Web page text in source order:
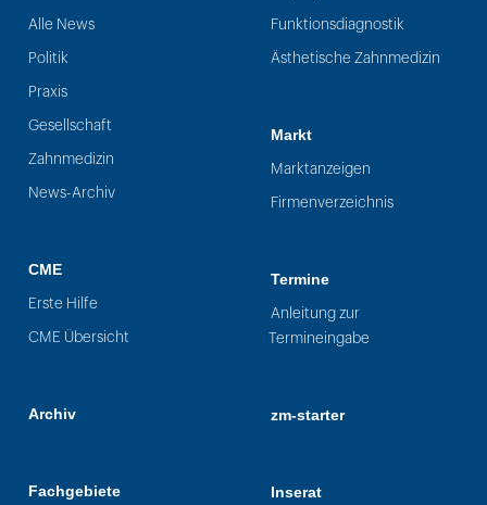
Alle News
Politik
Praxis
Gesellschaft
Zahnmedizin
News-Archiv
CME
Erste Hilfe
CME Übersicht
Archiv
Fachgebiete
Funktionsdiagnostik
Ästhetische Zahnmedizin
Markt
Marktanzeigen
Firmenverzeichnis
Termine
Anleitung zur
Termineingabe
zm-starter
Inserat